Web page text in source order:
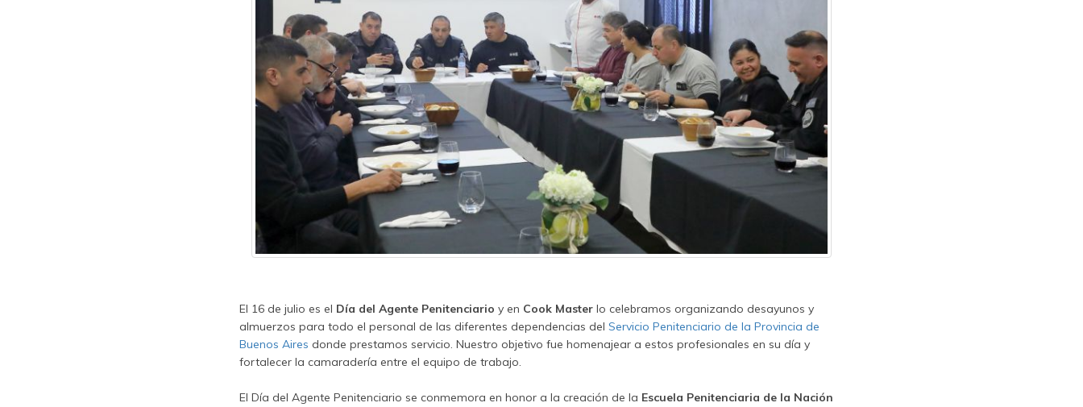
El 16 de julio es el Día del Agente Penitenciario y en Cook Master lo celebramos organizando desayunos y
almuerzos para todo el personal de las diferentes dependencias del Servicio Penitenciario de la Provincia de
Buenos Aires donde prestamos servicio. Nuestro objetivo fue homenajear a estos profesionales en su día y
fortalecer la camaradería entre el equipo de trabajo.
El Día del Agente Penitenciario se conmemora en honor a la creación de la Escuela Penitenciaria de la Nación